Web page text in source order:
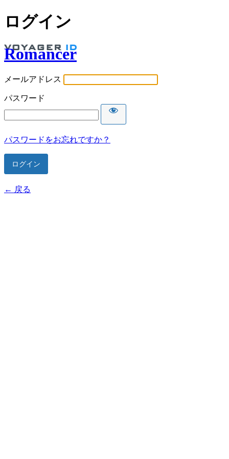
ログイン
Romancer
メールアドレス
パスワード
パスワードをお忘れですか？
← 戻る